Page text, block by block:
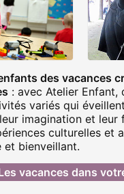
des vacances
: avec Atelier Enfant,
variés qui
imagination et leur
culturelles et
et bienveillant.
vacances dans